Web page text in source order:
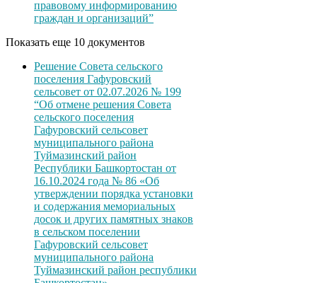
правовому информированию
граждан и организаций”
Показать еще 10 документов
Решение Совета сельского
поселения Гафуровский
сельсовет от 02.07.2026 № 199
“Об отмене решения Совета
сельского поселения
Гафуровский сельсовет
муниципального района
Туймазинский район
Республики Башкортостан от
16.10.2024 года № 86 «Об
утверждении порядка установки
и содержания мемориальных
досок и других памятных знаков
в сельском поселении
Гафуровский сельсовет
муниципального района
Туймазинский район республики